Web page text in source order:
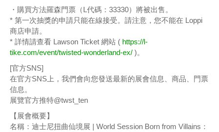
・購買方法羅森門票（L代碼：33330）將被出售。
* 第一次抽獎的申請只能在線接受。請注意，您不能在 Loppi
商店申請。
* 詳情請查看 Lawson Ticket 網站 ( https://l-
tike.com/event/twisted-wonderland-ex/ )。
[官方SNS]
在官方SNS上，我們會向您發送最新的展會信息、商品、門票
信息。
展覽官方推特@twst_ten
【展會概要】
名稱：迪士尼扭曲仙境展 | World Session Born from Villains：